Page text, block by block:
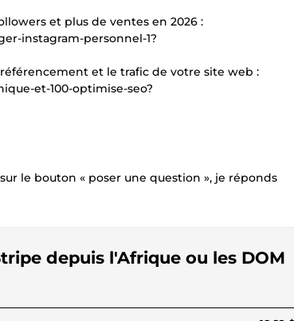
et plus de ventes en 2026 :
instagram-personnel-1?
et le trafic de votre site web :
et-100-optimise-seo?
le bouton « poser une question », je réponds
depuis l'Afrique ou les DOM